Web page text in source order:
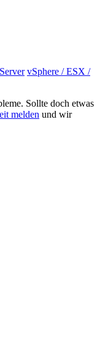
vSphere / ESX /
Sollte doch etwas
melden und wir